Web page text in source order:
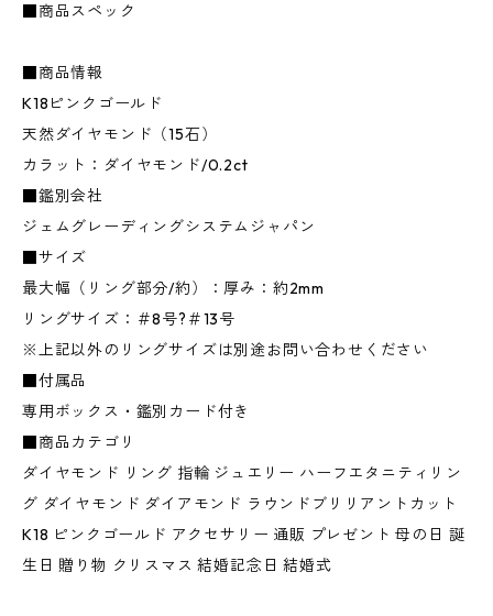
■商品スペック
■商品情報
K18ピンクゴールド
天然ダイヤモンド（15石）
カラット：ダイヤモンド/0.2ct
■鑑別会社
ジェムグレーディングシステムジャパン
■サイズ
最大幅（リング部分/約）：厚み：約2mm
リングサイズ：＃8号?＃13号
※上記以外のリングサイズは別途お問い合わせください
■付属品
専用ボックス・鑑別カード付き
■商品カテゴリ
ダイヤモンド リング 指輪 ジュエリー ハーフエタニティリン
グ ダイヤモンド ダイアモンド ラウンドブリリアントカット
K18 ピンクゴールド アクセサリー 通販 プレゼント 母の日 誕
生日 贈り物 クリスマス 結婚記念日 結婚式